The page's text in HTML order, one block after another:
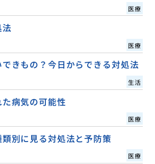
医療
医療
きもの？今日からできる対処法
生活
病気の可能性
医療
別に見る対処法と予防策
医療